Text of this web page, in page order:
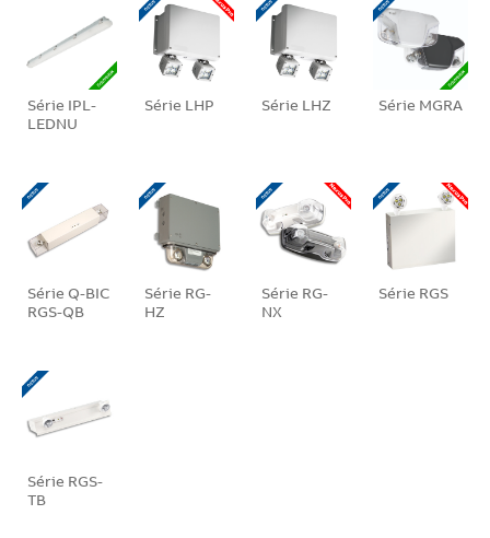
Série IPL-
LEDNU
Série LHP Série LHZ Série MGRA
Série Q-BIC
RGS-QB
Série RG-
HZ
Série RG-
NX
Série RGS
Série RGS-
TB